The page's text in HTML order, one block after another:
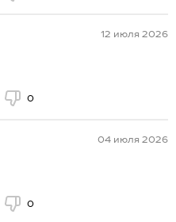
12 июля 2026
0
04 июля 2026
0